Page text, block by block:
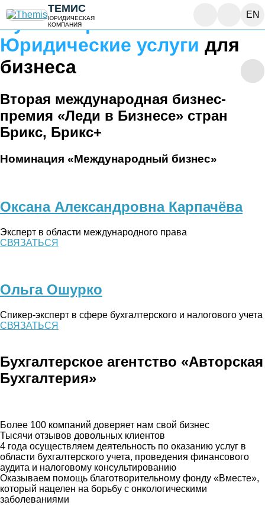
ТЕМИС
ЮРИДИЧЕСКАЯ
КОМПАНИЯ
EN
Бухгалтерское агентство
и
Юридические услуги для
бизнеса
Вторая международная бизнес-
премия «Леди в Бизнесе» стран
Брикс, Брикс+
Номинация «Международный бизнес»
Оксана Александровна Карпачёва
Эксперт в области международного права
СВЯЗАТЬСЯ
Ольга Ошурко
Спикер-эксперт в сфере бухгалтерского и налогового учета
СВЯЗАТЬСЯ
Бухгалтерское агентство «Авторская
Бухгалтерия»
Более 100 компаний доверяет нам свой бизнес
Тысячи отзывов довольных клиентов
4 года осуществляем деятельность по оказанию услуг в
области бухгалтерского учета, проведения финансового
аудита и налоговому консультированию
Оказываем помощь благотворительному фонду «Вместе»,
который нацелен на борьбу с онкологическими
заболеваниями